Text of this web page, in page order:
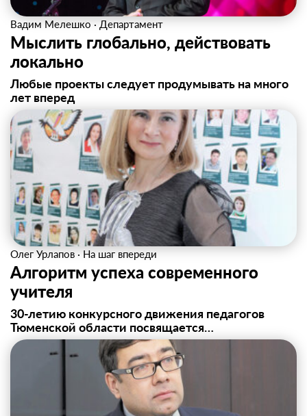
Вадим Мелешко · Департамент
Мыслить глобально, действовать
локально
Любые проекты следует продумывать на много
лет вперед
Олег Урлапов · На шаг впереди
Алгоритм успеха современного
учителя
30‑летию конкурсного движения педагогов
Тюменской области посвящается…